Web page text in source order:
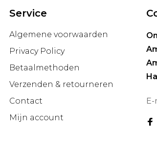
Service
Algemene voorwaarden
Privacy Policy
Betaalmethoden
Verzenden & retourneren
Contact
Mijn account
E-